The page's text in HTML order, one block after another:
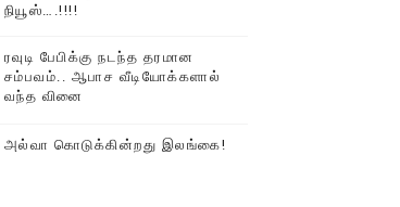
தமிழ்மக்கள்!!
நியூஸ்….!!!!
ரவுடி பேபிக்கு நடந்த தரமான
சம்பவம்.. ஆபாச வீடியோக்களால்
வந்த வினை
அல்வா கொடுக்கின்றது இலங்கை!